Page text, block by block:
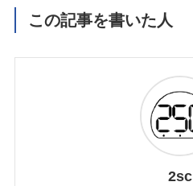
この記事を書いた人
2sc